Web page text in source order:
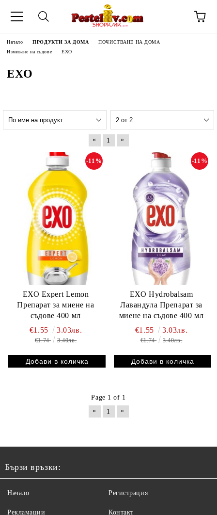
НА
Начало ПРОДУКТИ ЗА ДОМА
ПОЧИСТВАНЕ НА ДОМА
Измиване на съдове
EXO
EXO
« 1 »
ЕХО Expert Lemon
Препарат за миене на
съдове 400 мл
-11%
€1.55 3.03лв.
€1.74 3.40лв.
ЕХО Hydrobalsam
Лавандула Препарат за
миене на съдове 400 мл
-11%
€1.55 3.03лв.
€1.74 3.40лв.
Page 1 of 1
«
1 »
Бързи връзки:
Начало
Рекламации
Регистрация
Контакт